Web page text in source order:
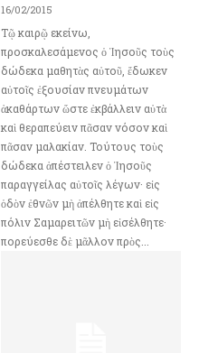
16/02/2015
Τῷ καιρῷ εκείνω,
προσκαλεσάμενος ὁ Ἰησοῦς τοὺς
δώδεκα μαθητὰς αὐτοῦ, ἔδωκεν
αὐτοῖς ἐξουσίαν πνευμάτων
ἀκαθάρτων ὥστε ἐκβάλλειν αὐτὰ
καὶ θεραπεύειν πᾶσαν νόσον καὶ
πᾶσαν μαλακίαν. Τούτους τοὺς
δώδεκα ἀπέστειλεν ὁ Ἰησοῦς
παραγγείλας αὐτοῖς λέγων· εἰς
ὁδὸν ἐθνῶν μὴ ἀπέλθητε καὶ εἰς
πόλιν Σαμαρειτῶν μὴ εἰσέλθητε·
πορεύεσθε δὲ μᾶλλον πρὸς...